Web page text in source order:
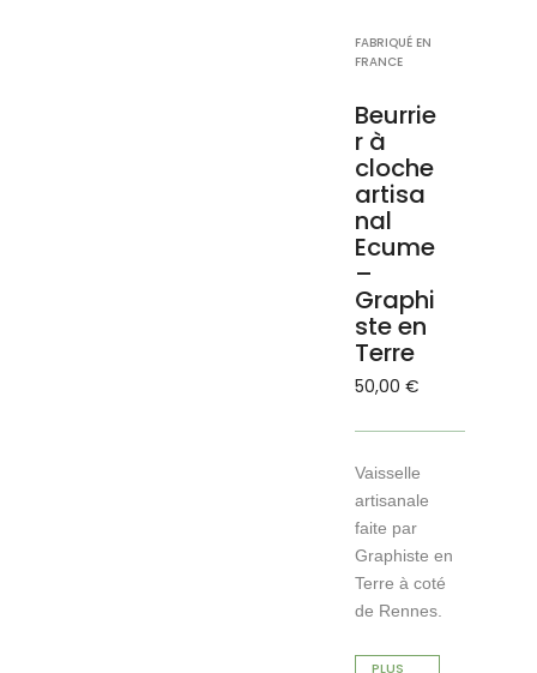
FABRIQUÉ EN
FRANCE
Beurrie
r à
cloche
artisa
nal
Ecume
–
Graphi
ste en
Terre
50,00€
Vaisselle
artisanale
faite par
Graphiste en
Terre à coté
de Rennes.
PLUS